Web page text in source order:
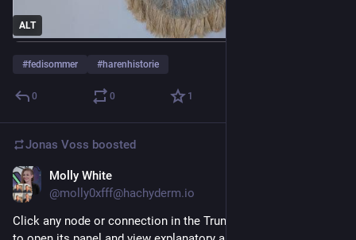
ALT
#fedisommer #harenhistorie
0 0 1
Jonas Voss boosted
Molly White
@molly0xfff@hachyderm.io
Click any node or connection in the Trump crypto empire map